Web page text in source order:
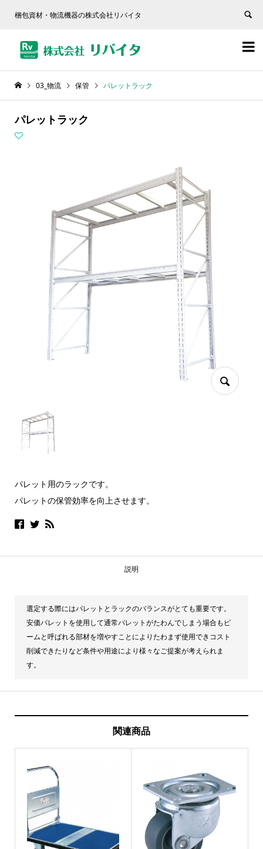
梱包資材・物流機器の株式会社リバイタ


03_物流 保管 パレットラック
パレットラック
パレット用のラックです。
パレットの保管効率を向上させます。
説明
選定する際にはパレットとラックのバランスがとても重要です。
安価パレットを使用して通常パレットがたわんでしまう場合もビ
ームと呼ばれる部材を増やすことによりたわまず使用できコスト
削減できたりなど条件や用途により様々なご提案が考えられま
す。
関連商品